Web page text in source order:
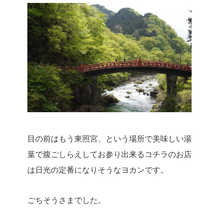
目の前はもう東照宮、という場所で美味しい湯
葉で腹ごしらえしてお参り出来るコチラのお店
は日光の定番になりそうなヨカンです。
ごちそうさまでした。